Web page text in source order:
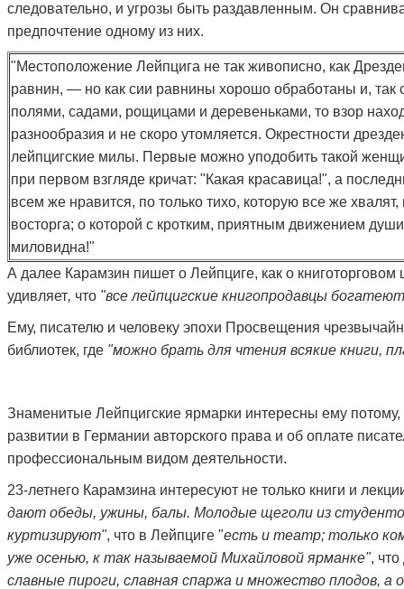
следовательно, и угрозы быть раздавленным. Он
предпочтение одному из них.
"Местоположение Лейпцига не так живописно, как
равнин, — но как сии равнины хорошо обработаны и, так
полями, садами, рощицами и деревеньками, то взор
разнообразия и не скоро утомляется. Окрестности
лейпцигские милы. Первые можно уподобить такой
при первом взгляде кричат: "Какая красавица!", а
всем же нравится, по только тихо, которую все же хвалят,
восторга; о которой с кротким, приятным движением
миловидна!"
А далее Карамзин пишет о Лейпциге, как о книготорговом
удивляет, что "все лейпцигские книгопродавцы
Ему, писателю и человеку эпохи Просвещения
библиотек, где "можно брать для чтения всякие книги,
Знаменитые Лейпцигские ярмарки интересны ему
развитии в Германии авторского права и об оплате
профессиональным видом деятельности.
23-летнего Карамзина интересуют не только книги и
дают обеды, ужины, балы. Молодые щеголи из
куртизируют", что в Лейпциге "есть и театр; только
уже осенью, к так называемой Михайловой ярманке",
славные пироги, славная спаржа и множество плодов,